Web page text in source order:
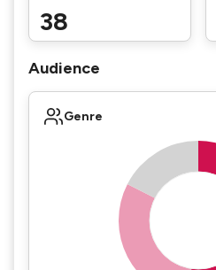
38
Audience
Genre